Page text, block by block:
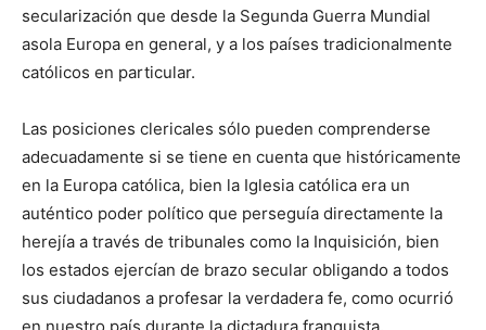
secularización que desde la Segunda Guerra Mundial
asola Europa en general, y a los países tradicionalmente
católicos en particular.
Las posiciones clericales sólo pueden comprenderse
adecuadamente si se tiene en cuenta que históricamente
en la Europa católica, bien la Iglesia católica era un
auténtico poder político que perseguía directamente la
herejía a través de tribunales como la Inquisición, bien
los estados ejercían de brazo secular obligando a todos
sus ciudadanos a profesar la verdadera fe, como ocurrió